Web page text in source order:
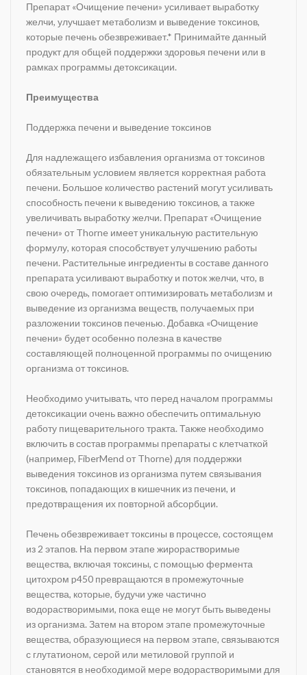
Препарат «Очищение печени» усиливает выработку
желчи, улучшает метаболизм и выведение токсинов,
которые печень обезвреживает.* Принимайте данный
продукт для общей поддержки здоровья печени или в
рамках программы детоксикации.
Преимущества
Поддержка печени и выведение токсинов
Для надлежащего избавления организма от токсинов
обязательным условием является корректная работа
печени. Большое количество растений могут усиливать
способность печени к выведению токсинов, а также
увеличивать выработку желчи. Препарат «Очищение
печени» от Thorne имеет уникальную растительную
формулу, которая способствует улучшению работы
печени. Растительные ингредиенты в составе данного
препарата усиливают выработку и поток желчи, что, в
свою очередь, помогает оптимизировать метаболизм и
выведение из организма веществ, получаемых при
разложении токсинов печенью. Добавка «Очищение
печени» будет особенно полезна в качестве
составляющей полноценной программы по очищению
организма от токсинов.
Необходимо учитывать, что перед началом программы
детоксикации очень важно обеспечить оптимальную
работу пищеварительного тракта. Также необходимо
включить в состав программы препараты с клетчаткой
(например, FiberMend от Thorne) для поддержки
выведения токсинов из организма путем связывания
токсинов, попадающих в кишечник из печени, и
предотвращения их повторной абсорбции.
Печень обезвреживает токсины в процессе, состоящем
из 2 этапов. На первом этапе жирорастворимые
вещества, включая токсины, с помощью фермента
цитохром p450 превращаются в промежуточные
вещества, которые, будучи уже частично
водорастворимыми, пока еще не могут быть выведены
из организма. Затем на втором этапе промежуточные
вещества, образующиеся на первом этапе, связываются
с глутатионом, серой или метиловой группой и
становятся в необходимой мере водорастворимыми для